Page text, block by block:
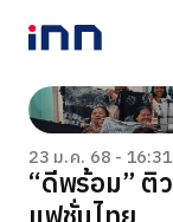
NEWS
ENTERTAINMENT
LIFESTYLE
HOROSCOPE
23 ม.ค. 68 - 16:31
“ดีพร้อม” ติ